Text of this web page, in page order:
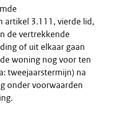
artikel 3.111, vierde lid,
de vertrekkende
of uit elkaar gaan
woning nog voor ten
tweejaarstermijn) na
onder voorwaarden